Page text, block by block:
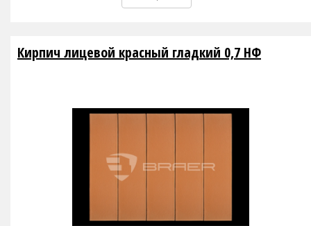
Кирпич лицевой красный гладкий 0,7 НФ